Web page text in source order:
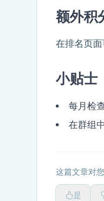
额外积
在排名页
小贴士
每月检
在群组
这篇文章对
是